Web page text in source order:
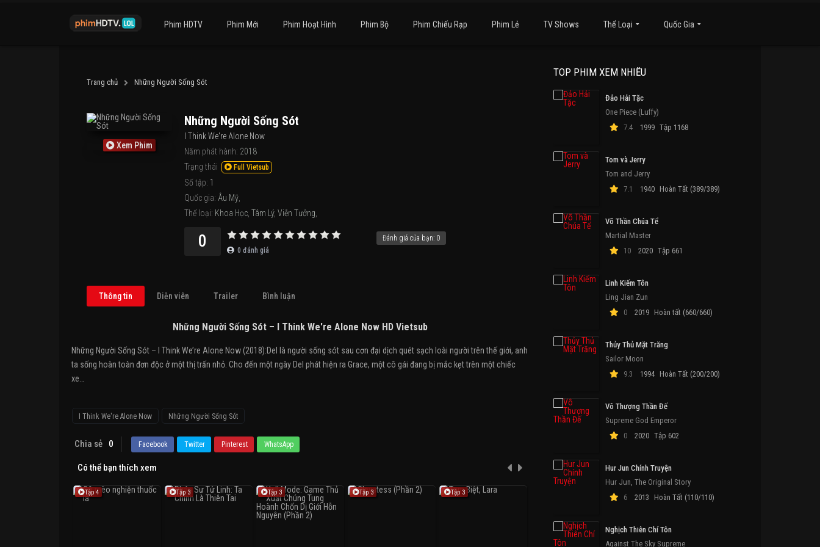
Phim HDTV Phim Mới Phim Hoạt Hình Phim Bộ Phim Chiếu Rạp Phim Lẻ TV Shows Thể Loại Quốc Gia
Trang chủ Những Người Sống Sót
Xem Phim
Những Người Sống Sót
I Think We're Alone Now
Năm phát hành: 2018
Trạng thái
Full Vietsub
Số tập: 1
Quốc gia: Âu Mỹ
Thể loại: Khoa Học Tâm Lý, Viễn Tưởng
Đánh giá của bạn: 0
0 0 đánh giá
Thông tin Diễn viên Trailer Bình luận
Những Người Sống Sót – I Think We're Alone Now HD Vietsub
Những Người Sống Sót – I Think We’re Alone Now (2018):Del là người sống sót sau cơn đại dịch quét sạch loài người trên thế giới, anh
ta sống hoàn toàn đơn độc ở một thị trấn nhỏ. Cho đến một ngày Del phát hiện ra Grace, một cô gái đang bị mắc kẹt trên một chiếc
xe…
I Think We're Alone Now Những Người Sống Sót
Chia sẻ 0 Facebook Twitter Pinterest WhatsApp
Có thể bạn thích xem
Tập 4 Tập 3 Tập 3 Tập 3 Tập 3
TOP PHIM XEM NHIỀU
Đảo Hải Tặc
One Piece (Luffy)
7.4
1999 Tập 1168
Tom và Jerry
Tom and Jerry
7.1
1940 Hoàn Tất (389/389)
Võ Thần Chúa Tể
Martial Master
10
2020 Tập 661
Linh Kiếm Tôn
Ling Jian Zun
0
2019 Hoàn tất (660/660)
Thủy Thủ Mặt Trăng
Sailor Moon
9.3
1994 Hoàn Tất (200/200)
Vô Thượng Thần Đế
Supreme God Emperor
0
2020 Tập 602
Hur Jun Chính Truyện
Hur Jun, The Original Story
6
2013 Hoàn Tất (110/110)
Nghịch Thiên Chí Tôn
Against The Sky Supreme